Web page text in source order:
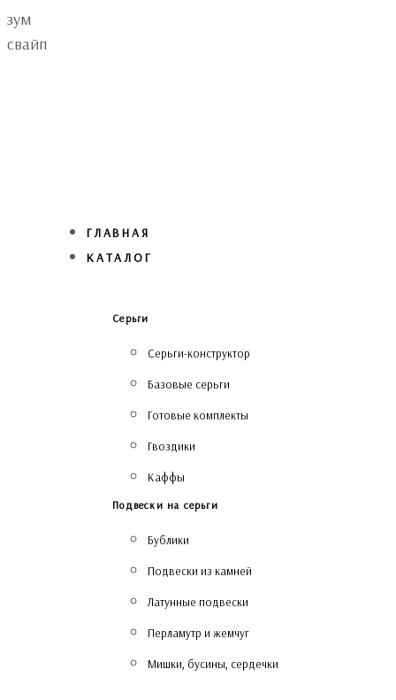
Skip
links
Skip
to
зум
свайп
ГЛАВНАЯ
КАТАЛОГ
Серьги
Серьги-конструктор
Базовые серьги
Готовые комплекты
Гвоздики
Каффы
Подвески на серьги
Бублики
Подвески из камней
Латунные подвески
Перламутр и жемчуг
Мишки, бусины, сердечки